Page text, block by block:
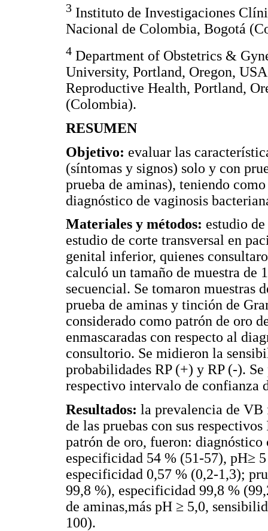
3 Instituto de Investigaciones
Nacional de Colombia, Bogotá
4 Department of Obstetrics &
University, Portland, Oregon,
Reproductive Health, Portland,
(Colombia).
RESUMEN
Objetivo: evaluar las
(síntomas y signos) solo y con
prueba de aminas), teniendo
diagnóstico de vaginosis
Materiales y métodos: estudio
estudio de corte transversal en
genital inferior, quienes
calculó un tamaño de muestra de
secuencial. Se tomaron muestras
prueba de aminas y tinción de
considerado como patrón de oro
enmascaradas con respecto al
consultorio. Se midieron la
probabilidades RP (+) y RP (-).
respectivo intervalo de confianza
Resultados: la prevalencia de VB
de las pruebas con sus
patrón de oro, fueron:
especificidad 54 % (51-57), pH≥
especificidad 0,57 % (0,2-1,3);
99,8 %), especificidad 99,8 %
de aminas,más pH ≥ 5,0,
100).